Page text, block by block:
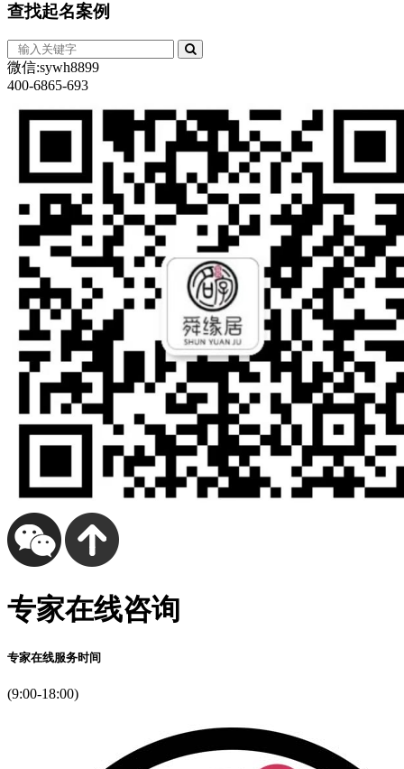
查找起名案例
微信:sywh8899
400-6865-693
专家在线咨询
专家在线服务时间
(9:00-18:00)